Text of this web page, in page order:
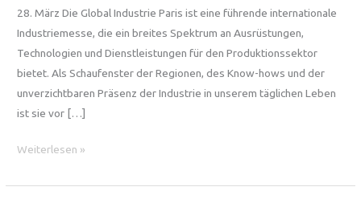
28. März Die Global Industrie Paris ist eine führende internationale
Industriemesse, die ein breites Spektrum an Ausrüstungen,
Technologien und Dienstleistungen für den Produktionssektor
bietet. Als Schaufenster der Regionen, des Know-hows und der
unverzichtbaren Präsenz der Industrie in unserem täglichen Leben
ist sie vor […]
Auslandsmesse
Paris
Weiterlesen »